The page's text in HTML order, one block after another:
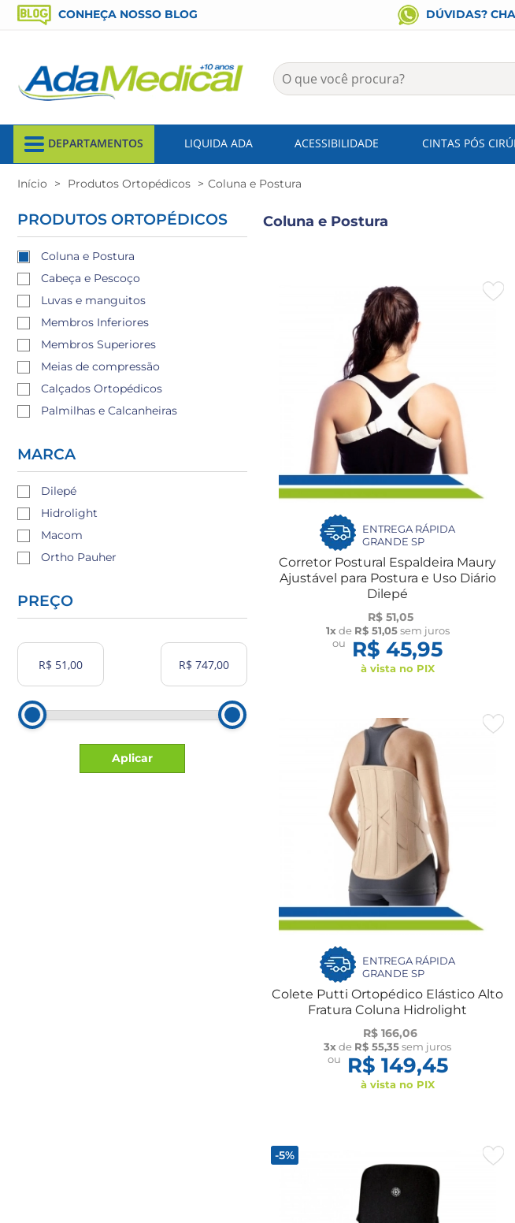
CONHEÇA NOSSO BLOG DÚVIDAS?
DEPARTAMENTOS LIQUIDA ADA ACESSIBILIDADE CINTAS PÓS
Início Produtos Ortopédicos Coluna e Postura
PRODUTOS ORTOPÉDICOS
Coluna e Postura
Cabeça e Pescoço
Luvas e manguitos
Membros Inferiores
Membros Superiores
Meias de compressão
Calçados Ortopédicos
Palmilhas e Calcanheiras
MARCA
Dilepé
Hidrolight
Macom
Ortho Pauher
PREÇO
Aplicar
Coluna e Postura
ENTREGA RÁPIDA
GRANDE SP
Corretor Postural Espaldeira Maury
Ajustável para Postura e Uso Diário
Dilepé
R$ 51,05
1xde R$ 51,05sem juros
ou
R$ 45,95
à vista no PIX
ENTREGA RÁPIDA
GRANDE SP
Colete Putti Ortopédico Elástico Alto
Fratura Coluna Hidrolight
R$ 166,06
3xde R$ 55,35sem juros
ou
R$ 149,45
à vista no PIX
-5%